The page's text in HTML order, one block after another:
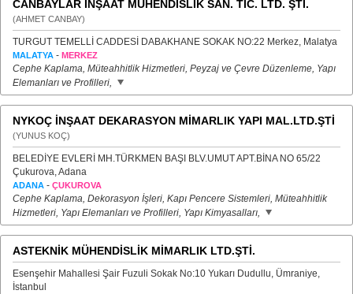
CANBAYLAR İNŞAAT MÜHENDİSLİK SAN. TİC. LTD. ŞTİ.
(AHMET CANBAY)
TURGUT TEMELLİ CADDESİ DABAKHANE SOKAK NO:22 Merkez, Malatya
MALATYA - MERKEZ
Cephe Kaplama, Müteahhitlik Hizmetleri, Peyzaj ve Çevre Düzenleme, Yapı
Elemanları ve Profilleri,
NYKOÇ İNŞAAT DEKARASYON MİMARLIK YAPI MAL.LTD.ŞTİ
(YUNUS KOÇ)
BELEDİYE EVLERİ MH.TÜRKMEN BAŞI BLV.UMUT APT.BİNA NO 65/22
Çukurova, Adana
ADANA - ÇUKUROVA
Cephe Kaplama, Dekorasyon İşleri, Kapı Pencere Sistemleri, Müteahhitlik
Hizmetleri, Yapı Elemanları ve Profilleri, Yapı Kimyasalları,
ASTEKNİK MÜHENDİSLİK MİMARLIK LTD.ŞTİ.
Esenşehir Mahallesi Şair Fuzuli Sokak No:10 Yukarı Dudullu, Ümraniye,
İstanbul